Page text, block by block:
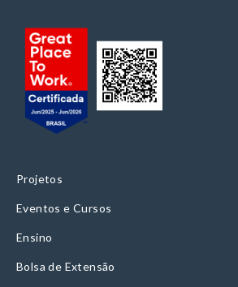
Projetos
Eventos e Cursos
Ensino
Bolsa de Extensão